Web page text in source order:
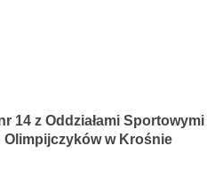
14 z Oddziałami Sportowymi
w Krośnie